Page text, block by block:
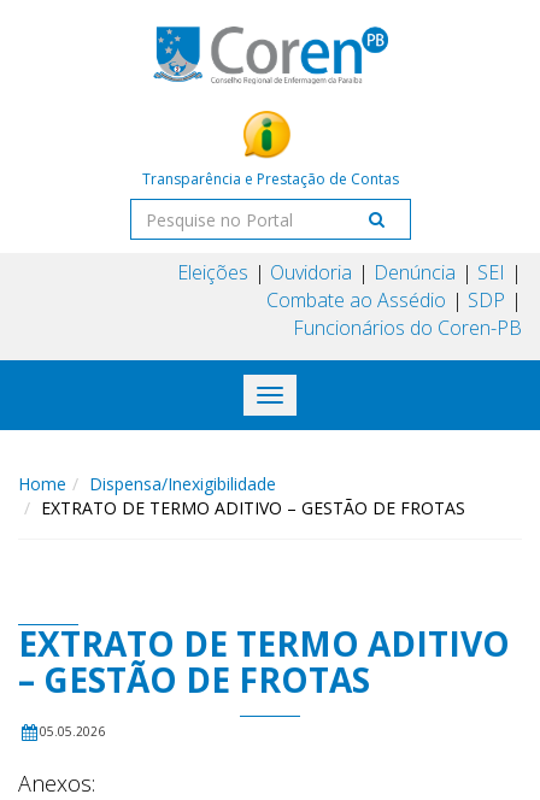
Transparência e Prestação de Contas
Eleições Ouvidoria Denúncia
SEI
Combate ao Assédio
SDP
Funcionários do Coren-PB
Toggle
navigation
Home
Dispensa/Inexigibilidade
EXTRATO DE TERMO ADITIVO – GESTÃO DE FROTAS
EXTRATO DE TERMO ADITIVO
– GESTÃO DE FROTAS
05.05.2026
Anexos: